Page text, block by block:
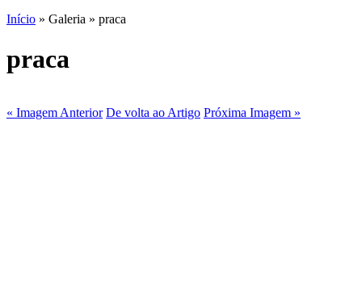
Início » Galeria » praca
praca
« Imagem Anterior De volta ao Artigo Próxima Imagem »